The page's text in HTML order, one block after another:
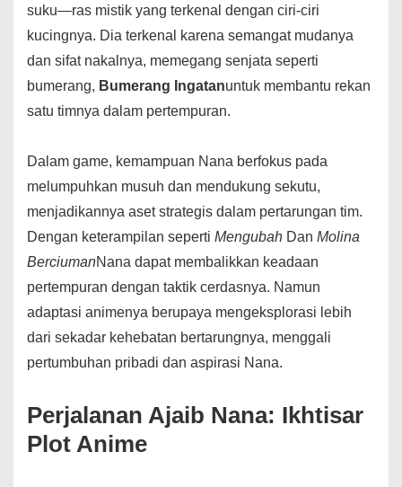
suku—ras mistik yang terkenal dengan ciri-ciri
kucingnya. Dia terkenal karena semangat mudanya
dan sifat nakalnya, memegang senjata seperti
bumerang, Bumerang Ingatanuntuk membantu rekan
satu timnya dalam pertempuran.
Dalam game, kemampuan Nana berfokus pada
melumpuhkan musuh dan mendukung sekutu,
menjadikannya aset strategis dalam pertarungan tim.
Dengan keterampilan seperti Mengubah Dan Molina
BerciumanNana dapat membalikkan keadaan
pertempuran dengan taktik cerdasnya. Namun
adaptasi animenya berupaya mengeksplorasi lebih
dari sekadar kehebatan bertarungnya, menggali
pertumbuhan pribadi dan aspirasi Nana.
Perjalanan Ajaib Nana: Ikhtisar
Plot Anime